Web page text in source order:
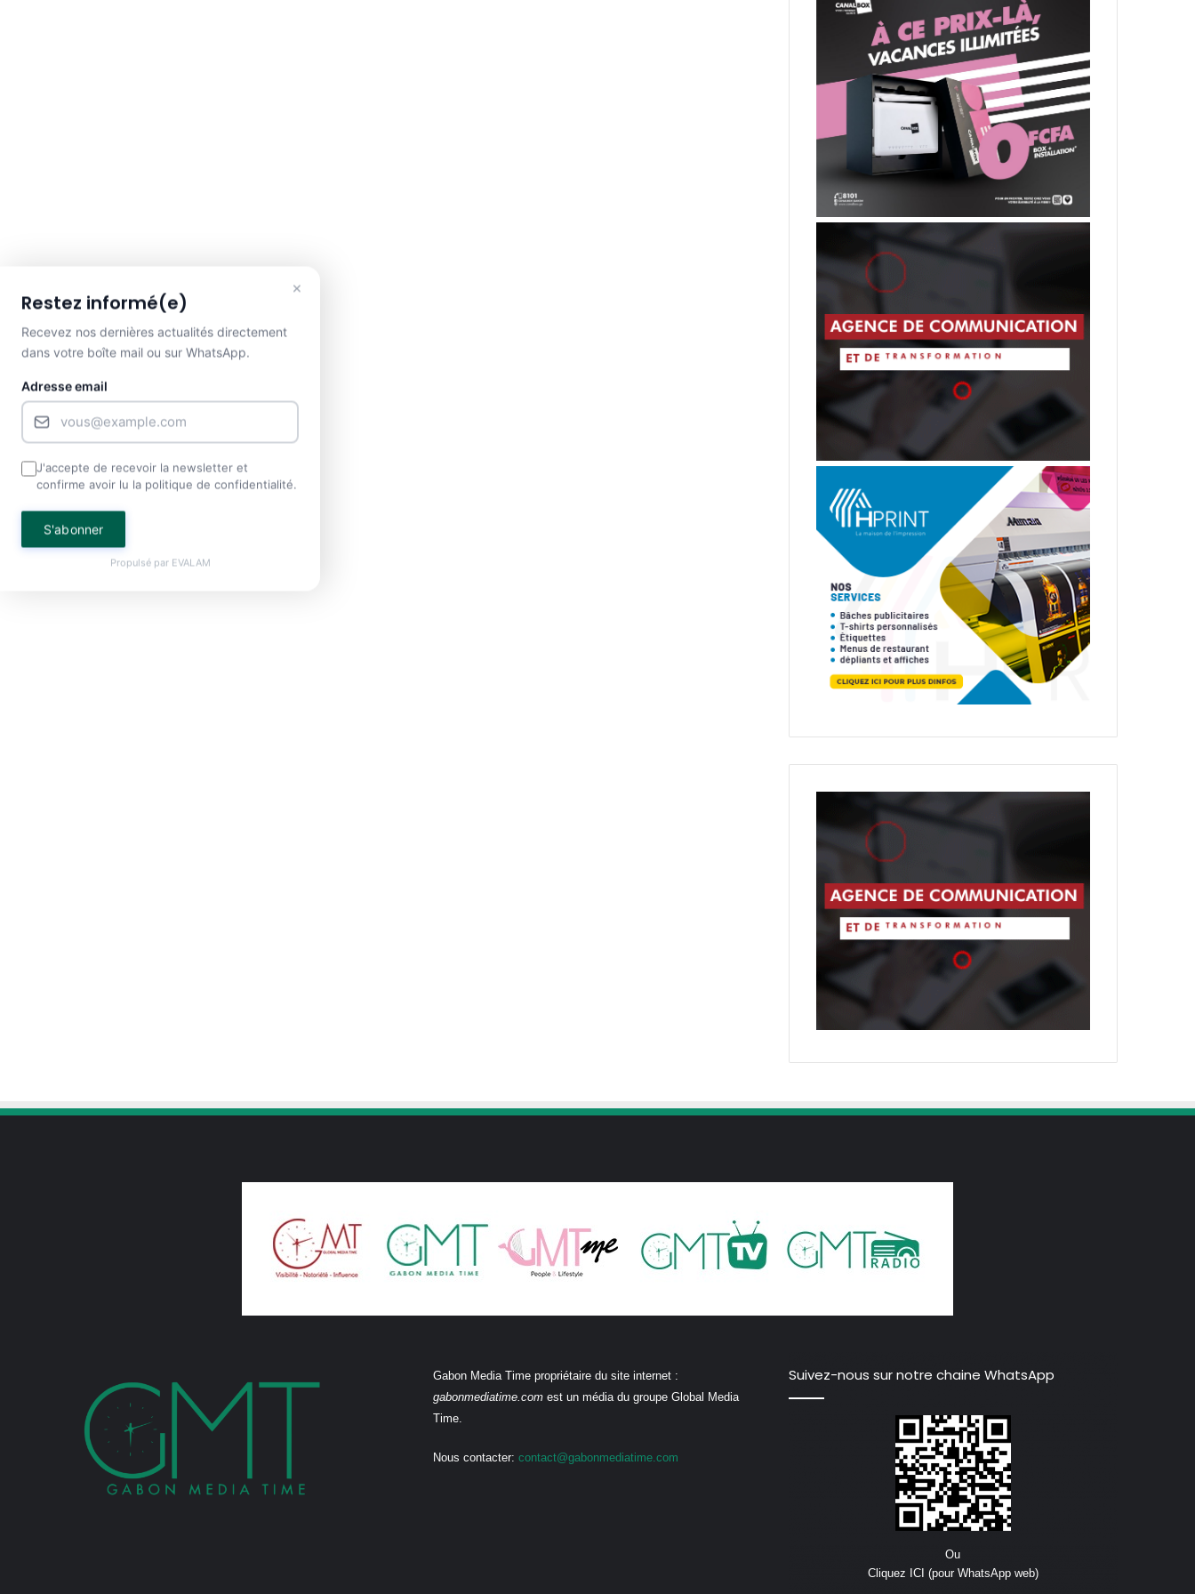
Gabon Media Time propriétaire du site internet :
gabonmediatime.comest un média du groupe Global Media
Time.
Nous contacter: contact@gabonmediatime.com
Suivez-nous sur notre chaine WhatsApp
Ou
Cliquez ICI (pour WhatsApp web)
×
Restez informé(e)
Recevez nos dernières actualités directement
dans votre boîte mail ou sur WhatsApp.
Adresse email
J'accepte de recevoir la newsletter et
confirme avoir lu la politique de confidentialité.
S'abonner
Propulsé par EVALAM